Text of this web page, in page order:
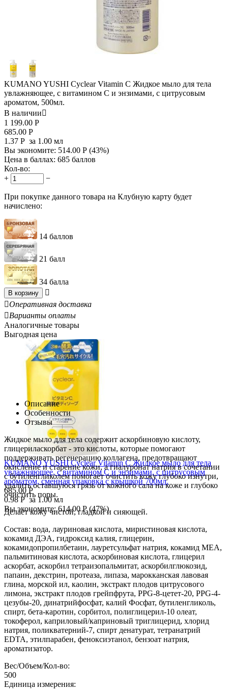
KUMANO YUSHI Cyclear Vitamin C Жидкое мыло для тела
увлажняющее, с витамином С и энзимами, с цитрусовым
ароматом, 500мл.
В наличии
1 199.00 Р
685.00 Р
1.37 Р за 1.00 мл
Вы экономите: 514.00 Р (43%)
Цена в баллах: 685 баллов
Кол-во:
+
−
При покупке данного товара на Клубную карту будет
начислено:
14 баллов
21 балл
34 балла
В корзину

Оперативная доставка
Варианты оплаты
Аналогичные товары
Выгодная цена
KUMANO YUSHI Cyclear Vitamin C Жидкое мыло для тела
увлажняющее, с витамином С и энзимами, с цитрусовым
ароматом, сменная упаковка с крышкой 700мл.
685.00 Р
0.98 Рза 1.00 мл
Вы экономите:614.00 Р(47%)
Описание
Особенности
Отзывы
Жидкое мыло для тела содержит аскорбиновую кислоту,
глицериласкорбат - это кислоты, которые помогают
поддерживать регенерацию коллагена, предотвращают
окисление и старение кожи, а гиалуронат натрия в сочетании
с бутиленгликолем помогает очистить кожу глубоко изнутри,
удалить оставшуюся грязь от кожного сала на коже и глубоко
очистить поры.
Делает кожу чистой, гладкой и сияющей.
Состав: вода, лауриновая кислота, миристиновая кислота,
кокамид ДЭА, гидроксид калия, глицерин,
кокамидопропилбетаин, лауретсульфат натрия, кокамид MEA,
пальмитиновая кислота, аскорбиновая кислота, глицерил
аскорбат, аскорбил тетраизопальмитат, аскорбилглюкозид,
папаин, декстрин, протеаза, липаза, марокканская лавовая
глина, морской ил, каолин, экстракт плодов цитрусового
лимона, экстракт плодов грейпфрута, PPG-8-цетет-20, PPG-4-
цезубы-20, динатрийфосфат, калий Фосфат, бутиленгликоль,
спирт, бета-каротин, сорбитол, полиглицерил-10 олеат,
токоферол, каприловый/каприновый триглицерид, хлорид
натрия, поликватерний-7, спирт денатурат, тетранатрий
EDTA, этилпарабен, феноксиэтанол, бензоат натрия,
ароматизатор.
Вес/Объем/Кол-во:
500
Единица измерения: